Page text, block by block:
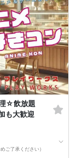
や開催判断人数を下
ください。
どで当日の参加人
入り店員に「街コン
願いします。
トの対象年齢でない
ます。
。
セルは出来ません。
金となり、交通費、宿
判断いたします。
☆飲放題
も大歓迎
ご了承ください）